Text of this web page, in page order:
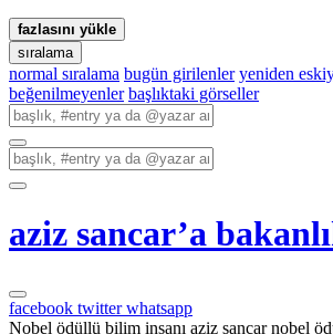
fazlasını yükle
sıralama
normal sıralama bugün girilenler yeniden
beğenilmeyenler başlıktaki görseller
aziz sancar’a
facebook twitterwhatsapp
Nobel ödüllü bilim insanı aziz sancar nobel